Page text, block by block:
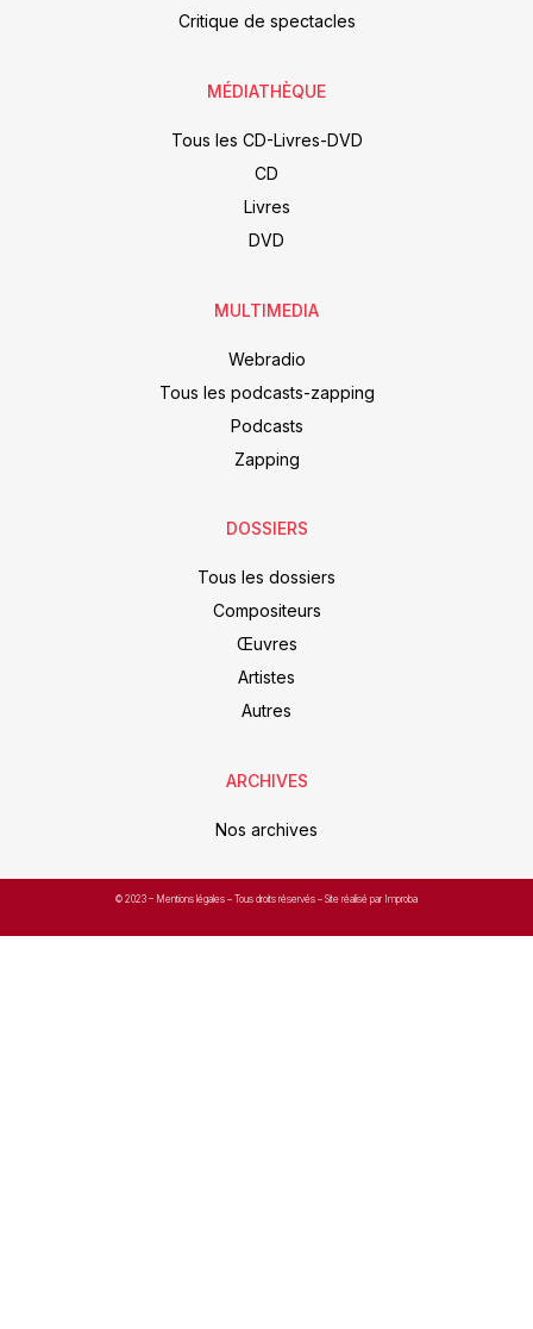
Critique de spectacles
MÉDIATHÈQUE
Tous les CD-Livres-DVD
CD
Livres
DVD
MULTIMEDIA
Webradio
Tous les podcasts-zapping
Podcasts
Zapping
DOSSIERS
Tous les dossiers
Compositeurs
Œuvres
Artistes
Autres
ARCHIVES
Nos archives
© 2023 – Mentions légales – Tous droits réservés – Site réalisé par Improba